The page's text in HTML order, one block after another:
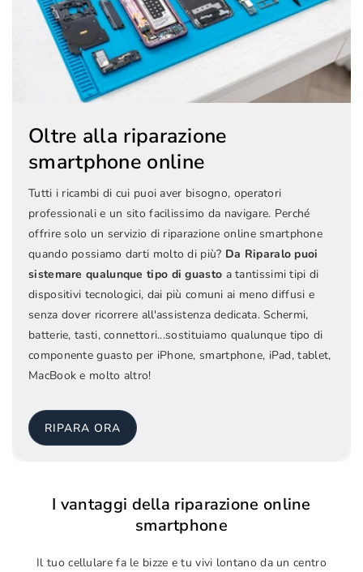
Oltre alla riparazione
smartphone online
Tutti i ricambi di cui puoi aver bisogno, operatori
professionali e un sito facilissimo da navigare. Perché
offrire solo un servizio di riparazione online smartphone
quando possiamo darti molto di più? Da Riparalo puoi
sistemare qualunque tipo di guasto a tantissimi tipi di
dispositivi tecnologici, dai più comuni ai meno diffusi e
senza dover ricorrere all'assistenza dedicata. Schermi,
batterie, tasti, connettori...sostituiamo qualunque tipo di
componente guasto per iPhone, smartphone, iPad, tablet,
MacBook e molto altro!
RIPARA ORA
I vantaggi della riparazione online
smartphone
Il tuo cellulare fa le bizze e tu vivi lontano da un centro